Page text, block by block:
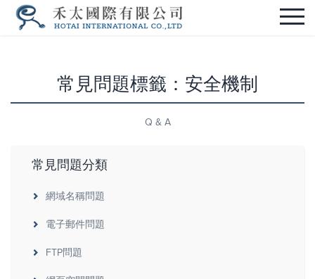
常見問題標籤：安全機制
Q & A
常見問題分類
網域名稱問題
電子郵件問題
FTP問題